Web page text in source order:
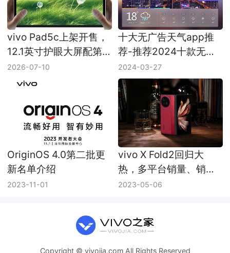
vivo Pad5c上架开售，
12.1英寸护眼大屏配第
三代骁龙8s
2026-07-10
十大无广告天气app推
荐-推荐2024十款无广
告天气app
2024-03-27
OriginOS 4.0第二批更
新名单介绍
2023-11-01
vivo X Fold2回归大
热，多平台销量、销售
额冠军
2023-05-06
Copyright © vivojia.com All Rights Reserved